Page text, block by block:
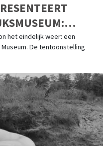
LUCHTEN VAN
het eindelijk weer: een
De tentoonstelling